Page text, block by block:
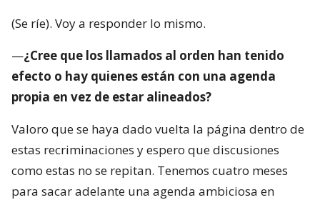
(Se ríe). Voy a responder lo mismo.
—¿Cree que los llamados al orden han tenido
efecto o hay quienes están con una agenda
propia en vez de estar alineados?
Valoro que se haya dado vuelta la página dentro de
estas recriminaciones y espero que discusiones
como estas no se repitan. Tenemos cuatro meses
para sacar adelante una agenda ambiciosa en